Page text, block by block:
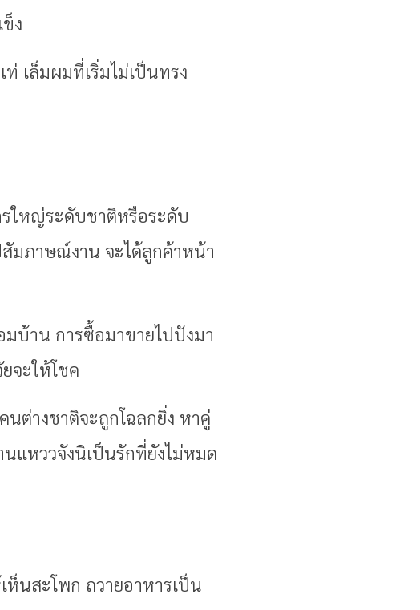
ง
เล็มผมที่เริ่มไม่เป็นทรง
รใหญ่ระดับชาติหรือระดับ
สัมภาษณ์งาน จะได้ลูกค้าหน้า
บ้าน การซื้อมาขายไปปังมา
จะให้โชค
ต่างชาติจะถูกโฉลกยิ่ง หาคู่
แหววจังนิเป็นรักที่ยังไม่หมด
นสะโพก ถวายอาหารเป็น